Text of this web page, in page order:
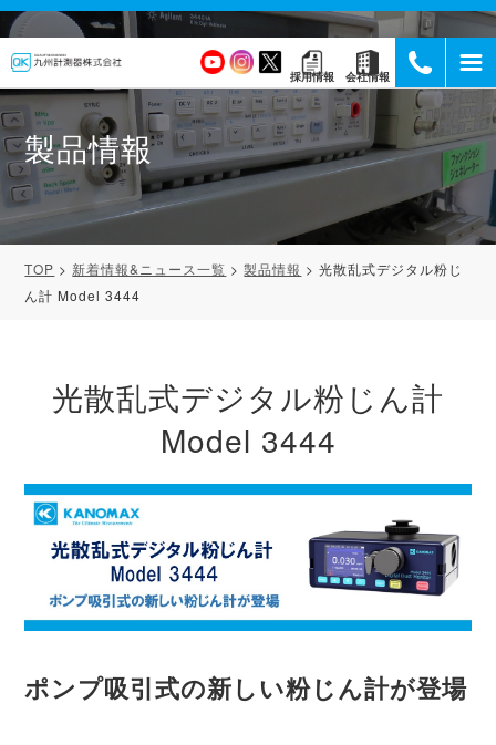
採用情報 会社情報
製品情報
TOP 新着情報&ニュース一覧 製品情報
光散乱式デジタル粉じ
ん計 Model 3444
光散乱式デジタル粉じん計
Model 3444
ポンプ吸引式の新しい粉じん計が登場